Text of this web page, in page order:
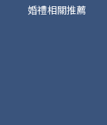
婚禮相關推薦